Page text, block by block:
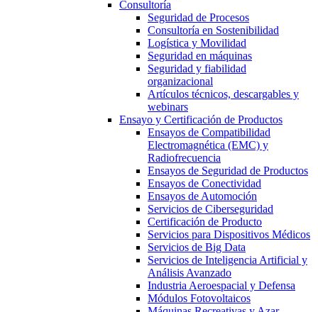
Consultoría
Seguridad de Procesos
Consultoría en Sostenibilidad
Logística y Movilidad
Seguridad en máquinas
Seguridad y fiabilidad
organizacional
Artículos técnicos, descargables y
webinars
Ensayo y Certificación de Productos
Ensayos de Compatibilidad
Electromagnética (EMC) y
Radiofrecuencia
Ensayos de Seguridad de Productos
Ensayos de Conectividad
Ensayos de Automoción
Servicios de Ciberseguridad
Certificación de Producto
Servicios para Dispositivos Médicos
Servicios de Big Data
Servicios de Inteligencia Artificial y
Análisis Avanzado
Industria Aeroespacial y Defensa
Módulos Fotovoltaicos